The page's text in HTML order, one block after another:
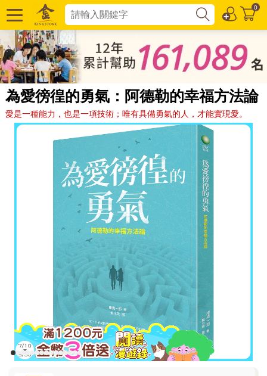
0
為愛徬徨的勇氣：阿德勒的幸福方法論
愛是一種能力，也是一項技術；唯有具備勇氣的人，才能實現愛。